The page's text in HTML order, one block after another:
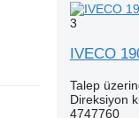
3
IVECO
Talep
Direksiyon
4747760